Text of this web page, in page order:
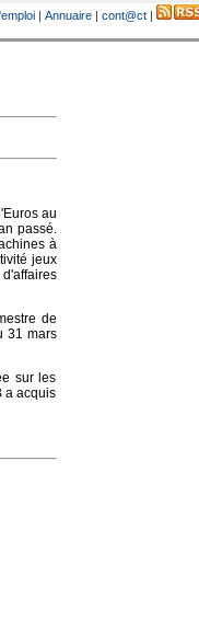
| Annuaire | cont@ct |
au
passé.
à
jeux
de
31 mars
sur les
a acquis